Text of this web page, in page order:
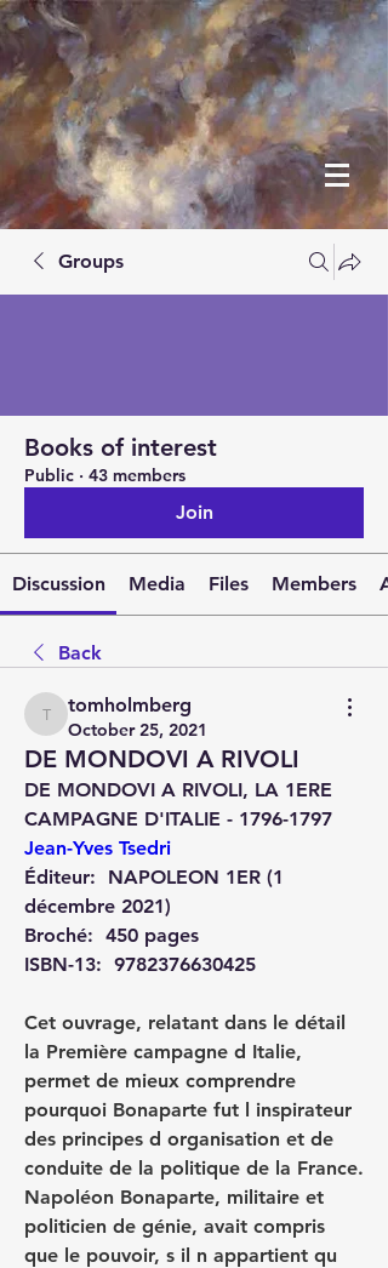
Groups
Books of interest
Public · 43 members
Join
Discussion Media Files Members
Back
tomholmberg
tomholmberg
October 25, 2021
DE MONDOVI A RIVOLI
DE MONDOVI A RIVOLI, LA 1ERE
CAMPAGNE D'ITALIE - 1796-1797
Jean-Yves Tsedri
Éditeur: ‎ NAPOLEON 1ER (1
décembre 2021)
Broché: ‎ 450 pages
ISBN-13: ‎ 9782376630425
Cet ouvrage, relatant dans le détail
la Première campagne d Italie,
permet de mieux comprendre
pourquoi Bonaparte fut l inspirateur
des principes d organisation et de
conduite de la politique de la France.
Napoléon Bonaparte, militaire et
politicien de génie, avait compris
que le pouvoir, s il n appartient qu